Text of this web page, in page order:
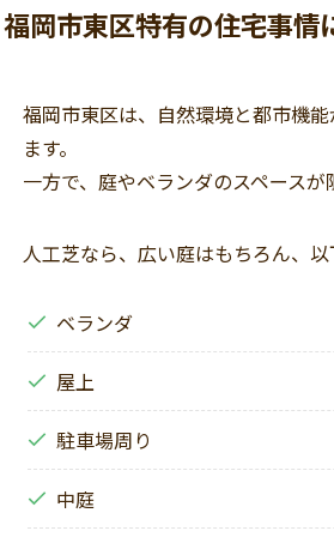
福岡市東区特有の住宅事情
福岡市東区は、自然環境と都市機
ます。
一方で、庭やベランダのスペース
人工芝なら、広い庭はもちろん、
ベランダ
屋上
駐車場周り
中庭